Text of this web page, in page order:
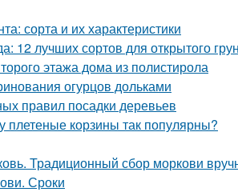
сорта и их характеристики
12 лучших сортов для открытого
этажа дома из полистирола
огурцов дольками
правил посадки деревьев
плетеные корзины так популярны?
Традиционный сбор моркови
Сроки